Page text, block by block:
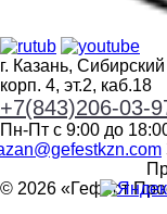
г. Казань, Сибирский
корп. 4, эт.2, каб.18
+7(843)206-03-
Пн-Пт с 9:00 до
© 2026 «Гефест